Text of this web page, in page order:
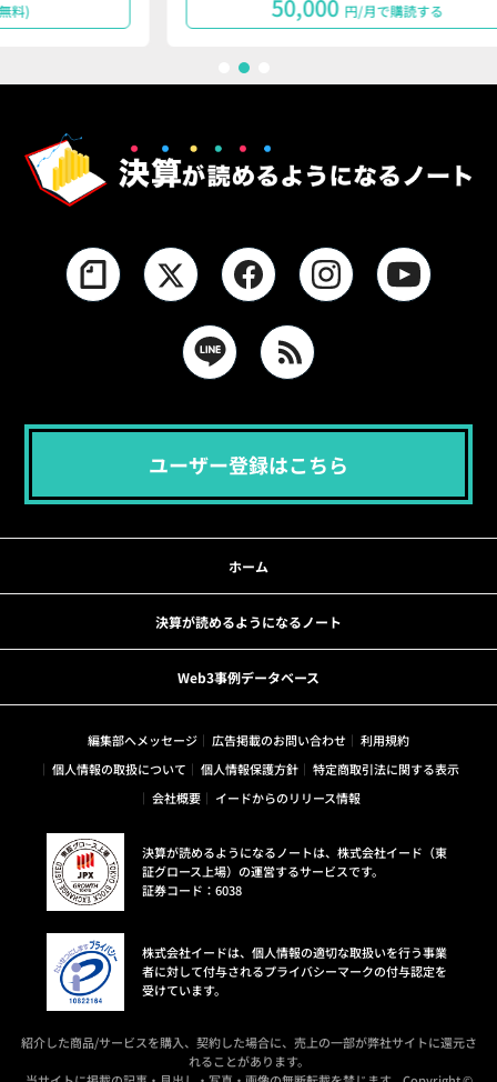
円/月で購読する
ユーザー登録はこちら
ホーム
決算が読めるようになるノート
Web3事例データベース
編集部へメッセージ 広告掲載のお問い合わせ
利用規約
個人情報の取扱について
個人情報保護方針
特定商取引法に関する表示
会社概要
イードからのリリース情報
決算が読めるようになるノートは、株式会社イード（東
証グロース上場）の運営するサービスです。
証券コード：6038
株式会社イードは、個人情報の適切な取扱いを行う事業
者に対して付与されるプライバシーマークの付与認定を
受けています。
紹介した商品/サービスを購入、契約した場合に、売上の一部が弊社サイトに還元さ
れることがあります。